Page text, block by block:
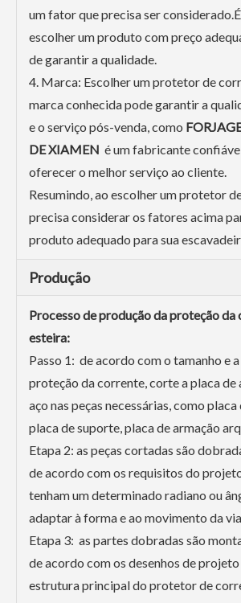
um fator que precisa ser
escolher um produto com preço
de garantir a qualidade.
4. Marca: Escolher um protetor de
marca conhecida pode garantir a
e o serviço pós-venda, como
DE XIAMEN é um fabricante
oferecer o melhor serviço ao cliente.
Resumindo, ao escolher um protetor
precisa considerar os fatores acima
produto adequado para sua
Produção
Processo de produção da proteção da
esteira:
Passo 1: de acordo com o tamanho e
proteção da corrente, corte a placa de
aço nas peças necessárias, como
placa de suporte, placa de armação
Etapa 2: as peças cortadas são
de acordo com os requisitos do
tenham um determinado radiano ou
adaptar à forma e ao movimento da
Etapa 3: as partes dobradas são
de acordo com os desenhos de
estrutura principal do protetor de